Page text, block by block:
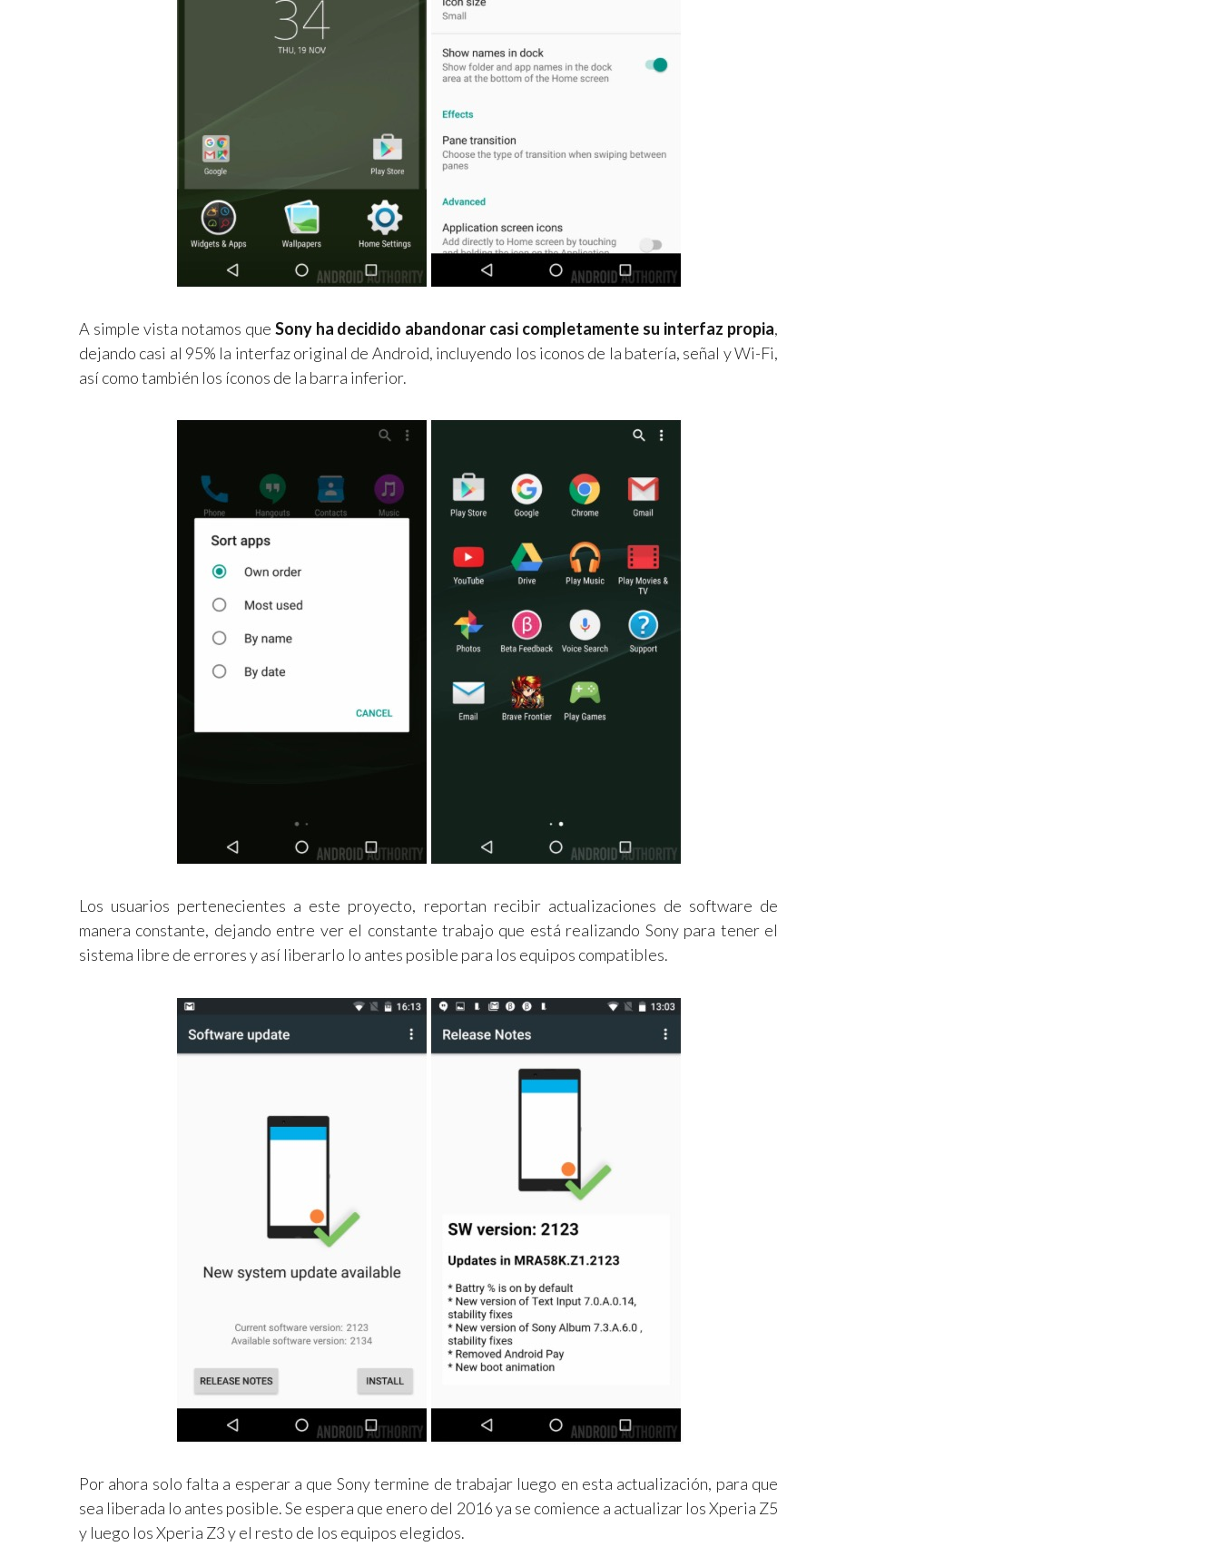
A simple vista notamos que Sony ha decidido abandonar casi completamente su interfaz propia,
dejando casi al 95% la interfaz original de Android, incluyendo los iconos de la batería, señal y Wi-Fi,
así como también los íconos de la barra inferior.
Los usuarios pertenecientes a este proyecto, reportan recibir actualizaciones de software de
manera constante, dejando entre ver el constante trabajo que está realizando Sony para tener el
sistema libre de errores y así liberarlo lo antes posible para los equipos compatibles.
Por ahora solo falta a esperar a que Sony termine de trabajar luego en esta actualización, para que
sea liberada lo antes posible. Se espera que enero del 2016 ya se comience a actualizar los Xperia Z5
y luego los Xperia Z3 y el resto de los equipos elegidos.